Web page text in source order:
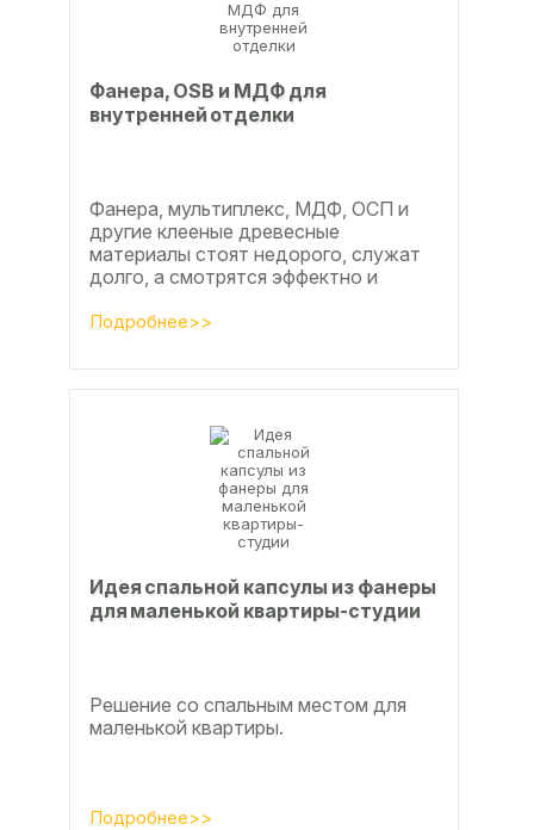
Фанера, OSB и МДФ для
внутренней отделки
Фанера, мультиплекс, МДФ, ОСП и
другие клееные древесные
материалы стоят недорого, служат
долго, а смотрятся эффектно и
Подробнее>>
Идея спальной капсулы из фанеры
для маленькой квартиры-студии
Решение со спальным местом для
маленькой квартиры.
Подробнее>>